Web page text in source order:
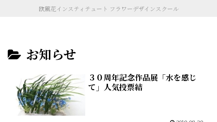
欧風花インスティテュート フラワーデザインスクール
お知らせ
３０周年記念作品展「水を感じ
て」人気投票結